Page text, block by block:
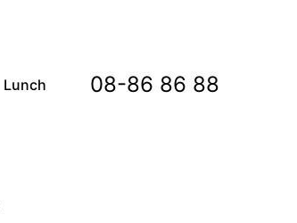
Lunch 08-86 86 88